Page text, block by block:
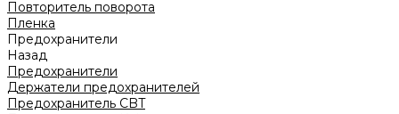
Повторитель поворота
Пленка
Предохранители
Назад
Предохранители
Держатели предохранителей
Предохранитель CBT